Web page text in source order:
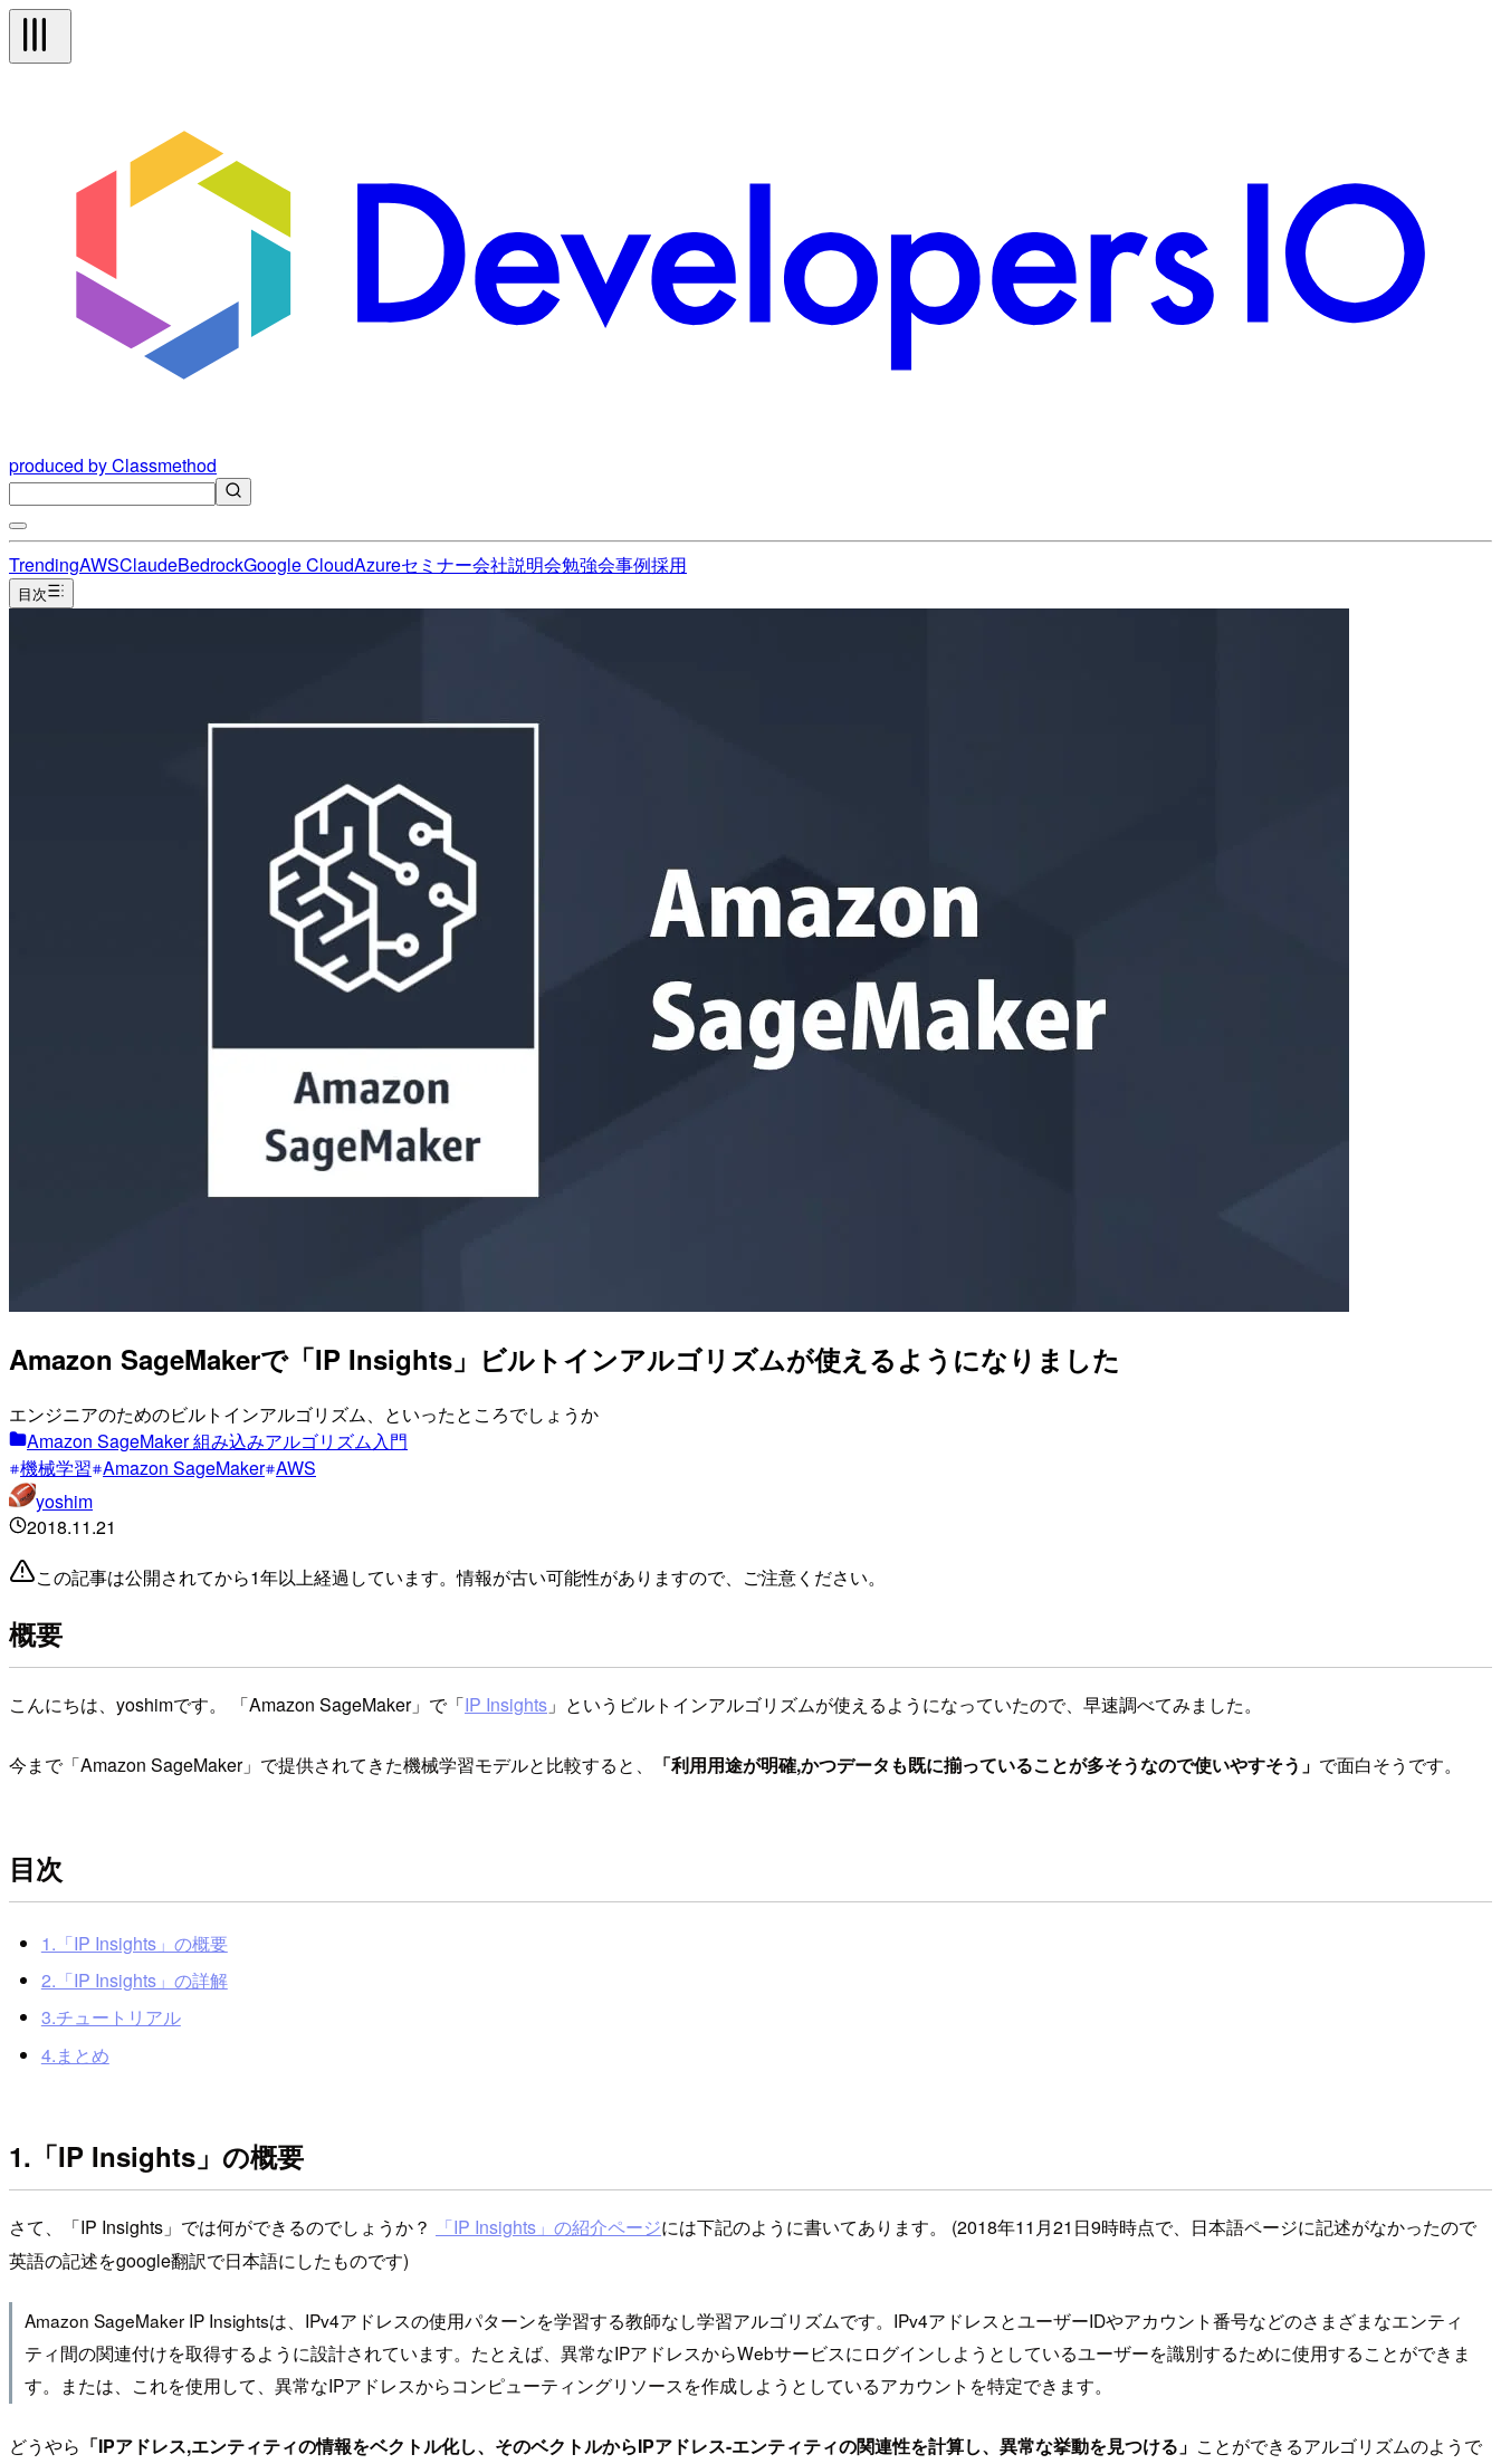
produced by Classmethod
TrendingAWSClaudeBedrockGoogle CloudAzureセミナー会社説明会勉強会事例採用
目次
Amazon SageMakerで「IP Insights」ビルトインアルゴリズムが使えるようになりました
エンジニアのためのビルトインアルゴリズム、といったところでしょうか
Amazon SageMaker 組み込みアルゴリズム入門
機械学習 Amazon SageMaker AWS
yoshim
2018.11.21
この記事は公開されてから1年以上経過しています。情報が古い可能性がありますので、ご注意ください。
概要
こんにちは、yoshimです。 「Amazon SageMaker」で「IP Insights 」というビルトインアルゴリズムが使えるようになっていたので、早速調べてみました。
今まで「Amazon SageMaker」で提供されてきた機械学習モデルと比較すると、 「利用用途が明確,かつデータも既に揃っていることが多そうなので使いやすそう」 で面白そうです。
目次
1.「IP Insights」の概要
2.「IP Insights」の詳解
3.チュートリアル
4.まとめ
1.「IP Insights」の概要
さて、「IP Insights」では何ができるのでしょうか？ 「IP Insights」の紹介ページには下記のように書いてあります。 (2018年11月21日9時時点で、日本語ページに記述がなかったので
英語の記述をgoogle翻訳で日本語にしたものです)
Amazon SageMaker IP Insightsは、IPv4アドレスの使用パターンを学習する教師なし学習アルゴリズムです。IPv4アドレスとユーザーIDやアカウント番号などのさまざまなエンティ
ティ間の関連付けを取得するように設計されています。たとえば、異常なIPアドレスからWebサービスにログインしようとしているユーザーを識別するために使用することができま
す。または、これを使用して、異常なIPアドレスからコンピューティングリソースを作成しようとしているアカウントを特定できます。
どうやら 「IPアドレス,エンティティの情報をベクトル化し、そのベクトルからIPアドレス-エンティティの関連性を計算し、異常な挙動を見つける」 ことができるアルゴリズムのようで